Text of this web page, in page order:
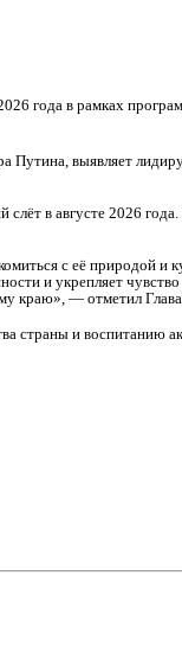
года в рамках
выявляет
в августе 2026
с её природой и
и укрепляет
краю», — отметил
страны и воспитанию